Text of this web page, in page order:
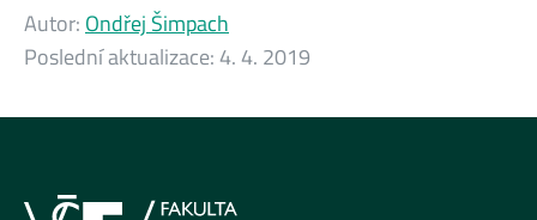
Autor: Ondřej Šimpach
Poslední aktualizace:4. 4. 2019